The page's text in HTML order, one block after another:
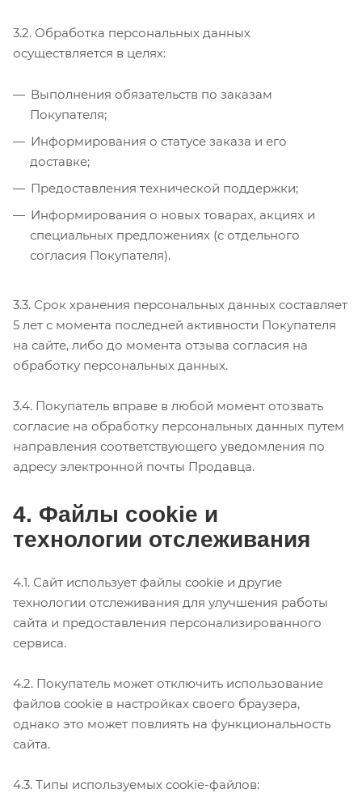
3.2. Обработка персональных данных
осуществляется в целях:
Выполнения обязательств по заказам
Покупателя;
Информирования о статусе заказа и его
доставке;
Предоставления технической поддержки;
Информирования о новых товарах, акциях и
специальных предложениях (с отдельного
согласия Покупателя).
3.3. Срок хранения персональных данных составляет
5 лет с момента последней активности Покупателя
на сайте, либо до момента отзыва согласия на
обработку персональных данных.
3.4. Покупатель вправе в любой момент отозвать
согласие на обработку персональных данных путем
направления соответствующего уведомления по
адресу электронной почты Продавца.
4. Файлы cookie и
технологии отслеживания
4.1. Сайт использует файлы cookie и другие
технологии отслеживания для улучшения работы
сайта и предоставления персонализированного
сервиса.
4.2. Покупатель может отключить использование
файлов cookie в настройках своего браузера,
однако это может повлиять на функциональность
сайта.
4.3. Типы используемых cookie-файлов: